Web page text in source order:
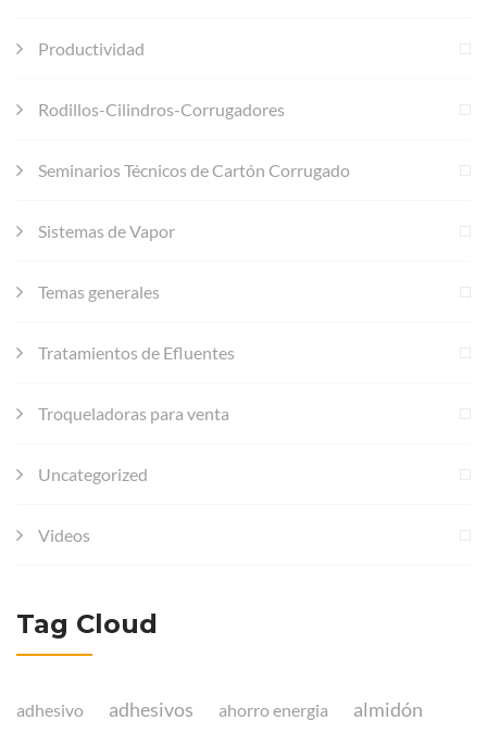
Productividad
Rodillos-Cilindros-Corrugadores
Seminarios Técnicos de Cartón Corrugado
Sistemas de Vapor
Temas generales
Tratamientos de Efluentes
Troqueladoras para venta
Uncategorized
Videos
Tag Cloud
adhesivo adhesivos ahorro energia almidón